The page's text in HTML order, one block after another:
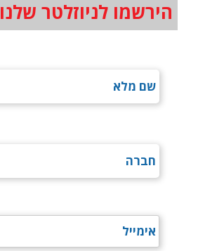
הירשמו לניוזלטר שלנו